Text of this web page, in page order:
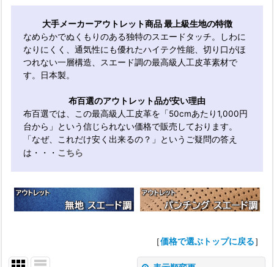
大手メーカーアウトレット商品 最上級生地の特徴
なめらかでぬくもりのある独特のスエードタッチ。しわに
なりにくく、通気性にも優れたハイテク性能、切り口がほ
つれない一層構造、スエード調の最高級人工皮革素材で
す。日本製。
布百選のアウトレット品が安い理由
布百選では、この最高級人工皮革を「50cmあたり1,000円
台から」という信じられない価格で販売しております。
「なぜ、これだけ安く出来るの？」というご疑問の答え
は・・・ こちら
［価格で選ぶトップに戻る］